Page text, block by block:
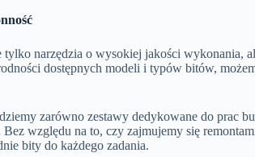
narzędzia o wysokiej jakości wykonania,
dostępnych modeli i typów bitów,
zarówno zestawy dedykowane do prac
względu na to, czy zajmujemy się
bity do każdego zadania.